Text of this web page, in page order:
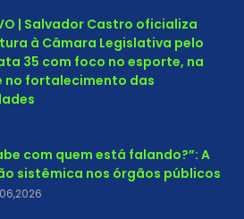
| Salvador Castro oficializa
à Câmara Legislativa pelo
35 com foco no esporte, na
no fortalecimento das
com quem está falando?”: A
sistêmica nos órgãos públicos